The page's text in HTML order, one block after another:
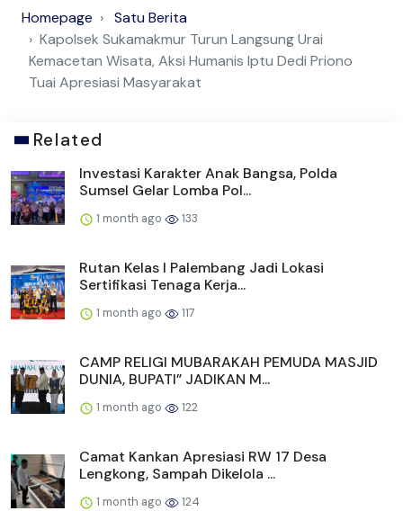
Homepage
Satu Berita
Kapolsek Sukamakmur Turun Langsung Urai
Kemacetan Wisata, Aksi Humanis Iptu Dedi Priono
Tuai Apresiasi Masyarakat
Related
Investasi Karakter Anak Bangsa, Polda
Sumsel Gelar Lomba Pol...
1 month ago 133
Rutan Kelas I Palembang Jadi Lokasi
Sertifikasi Tenaga Kerja...
1 month ago 117
CAMP RELIGI MUBARAKAH PEMUDA MASJID
DUNIA, BUPATI” JADIKAN M...
1 month ago 122
Camat Kankan Apresiasi RW 17 Desa
Lengkong, Sampah Dikelola ...
1 month ago 124